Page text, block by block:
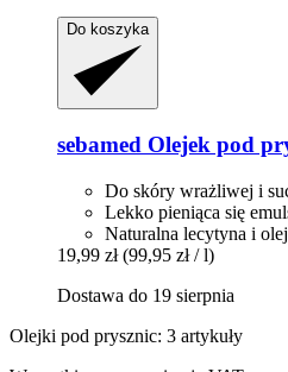
Do koszyka
sebamed Olejek pod
Do skóry wrażliwej i
Lekko pieniąca się
Naturalna lecytyna i
19,99 zł (99,95 zł / l)
Dostawa do 19 sierpnia
Olejki pod prysznic: 3 artykuły